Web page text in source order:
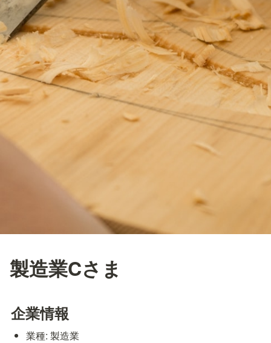
製造業Cさま
企業情報
業種: 製造業